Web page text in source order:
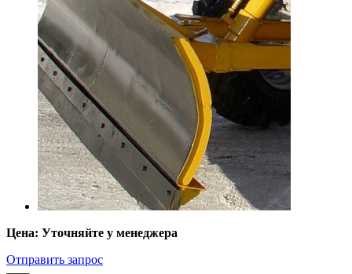
Цена: Уточняйте у менеджера
Отправить запрос